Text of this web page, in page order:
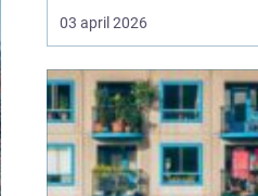
skog och trädgård. Den
kan fälla träd, kapa ved,
vid stormskador.
Samtidigt är den ett av
de mest krävande
redskapen nä...
03 april 2026